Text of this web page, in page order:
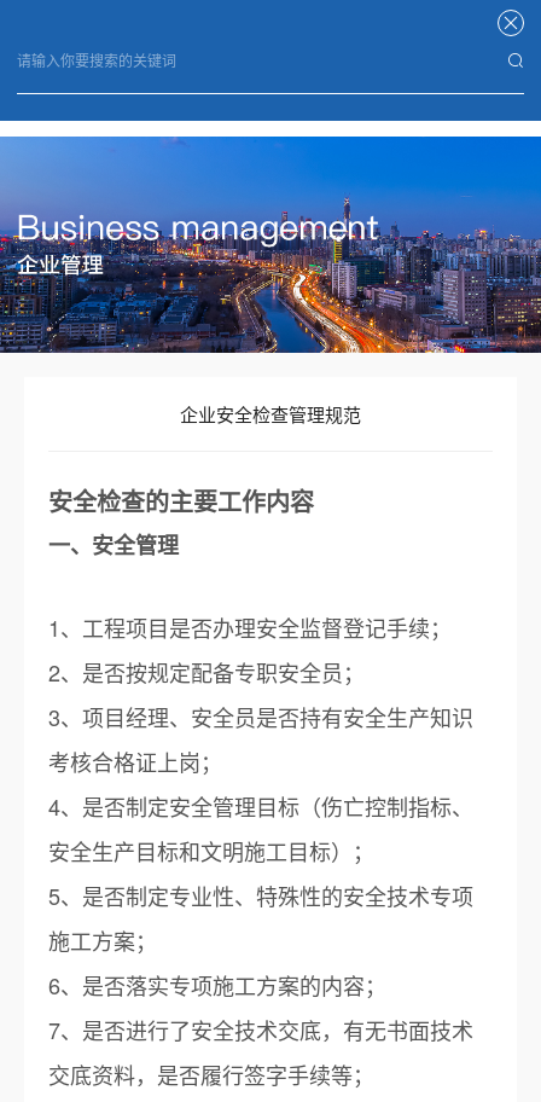
企业安全检查管理规范
安全检查的主要工作内容
一、安全管理
1、工程项目是否办理安全监督登记手续；
2、是否按规定配备专职安全员；
3、项目经理、安全员是否持有安全生产知识
考核合格证上岗；
4、是否制定安全管理目标（伤亡控制指标、
安全生产目标和文明施工目标）；
5、是否制定专业性、特殊性的安全技术专项
施工方案；
6、是否落实专项施工方案的内容；
7、是否进行了安全技术交底，有无书面技术
交底资料，是否履行签字手续等；